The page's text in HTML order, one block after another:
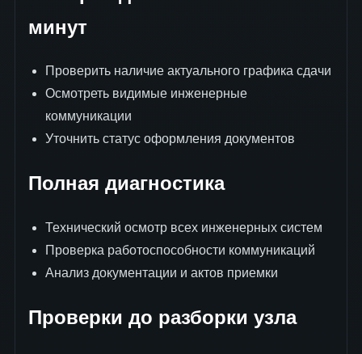
минут
Проверить наличие актуального графика сдачи
Осмотреть видимые инженерные
коммуникации
Уточнить статус оформления документов
Полная диагностика
Технический осмотр всех инженерных систем
Проверка работоспособности коммуникаций
Анализ документации и актов приемки
Проверки до разборки узла